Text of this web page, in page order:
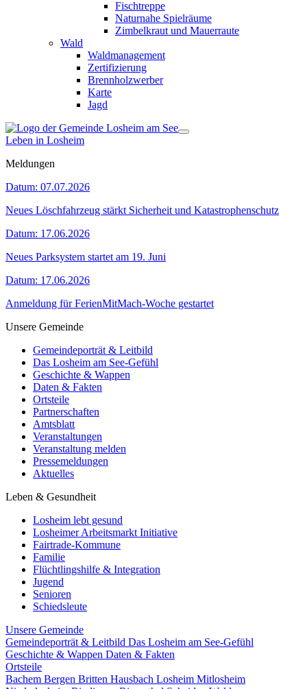
Fischtreppe
Naturnahe Spielräume
Zimbelkraut und Mauerraute
Wald
Waldmanagement
Zertifizierung
Brennholzwerber
Karte
Jagd
Leben in Losheim
Meldungen
Datum: 07.07.2026
Neues Löschfahrzeug stärkt Sicherheit und Katastrophenschutz
Datum: 17.06.2026
Neues Parksystem startet am 19. Juni
Datum: 17.06.2026
Anmeldung für FerienMitMach-Woche gestartet
Unsere Gemeinde
Gemeindeporträt & Leitbild
Das Losheim am See-Gefühl
Geschichte & Wappen
Daten & Fakten
Ortsteile
Partnerschaften
Amtsblatt
Veranstaltungen
Veranstaltung melden
Pressemeldungen
Aktuelles
Leben & Gesundheit
Losheim lebt gesund
Losheimer Arbeitsmarkt Initiative
Fairtrade-Kommune
Familie
Flüchtlingshilfe & Integration
Jugend
Senioren
Schiedsleute
Unsere Gemeinde
Gemeindeporträt & Leitbild Das Losheim am See-Gefühl
Geschichte & Wappen Daten & Fakten
Ortsteile
Bachem Bergen Britten Hausbach Losheim Mitlosheim